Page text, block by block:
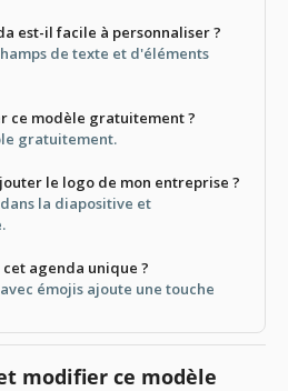
est-il facile à personnaliser ?
de texte et d'éléments
ce modèle gratuitement ?
gratuitement.
le logo de mon entreprise ?
la diapositive et
agenda unique ?
émojis ajoute une touche
modifier ce modèle